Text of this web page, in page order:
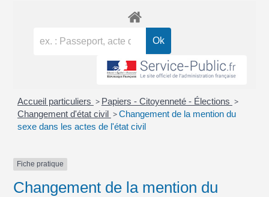
Accueil particuliers > Papiers - Citoyenneté - Élections >
Changement d'état civil >Changement de la mention du
sexe dans les actes de l'état civil
Fiche pratique
Changement de la mention du